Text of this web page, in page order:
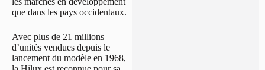
que dans les pays occidentaux.
Avec plus de 21 millions
d’unités vendues depuis le
lancement du modèle en 1968,